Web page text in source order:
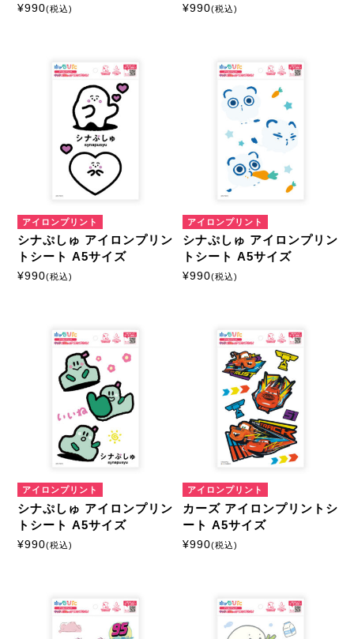
¥990(税込) ¥990(税込)
アイロンプリント
シナぷしゅ アイロンプリン
トシート A5サイズ
¥990(税込)
アイロンプリント
シナぷしゅ アイロンプリン
トシート A5サイズ
¥990(税込)
アイロンプリント
シナぷしゅ アイロンプリン
トシート A5サイズ
¥990(税込)
アイロンプリント
カーズ アイロンプリントシ
ート A5サイズ
¥990(税込)